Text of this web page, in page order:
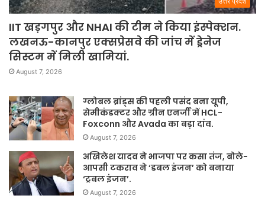
IIT खड़गपुर और NHAI की टीम ने किया इंस्पेक्शन.
लखनऊ-कानपुर एक्सप्रेसवे की जांच में ड्रेनेज
सिस्टम में मिली खामियां.
August 7, 2026
ग्लोबल ब्रांड्स की पहली पसंद बना यूपी,
सेमीकंडक्टर और ग्रीन एनर्जी में HCL-
Foxconn और Avada का बड़ा दांव.
August 7, 2026
अखिलेश यादव ने भाजपा पर कसा तंज, बोले-
आपसी टकराव ने ‘डबल इंजन’ को बनाया
‘ट्रबल इंजन’.
August 7, 2026